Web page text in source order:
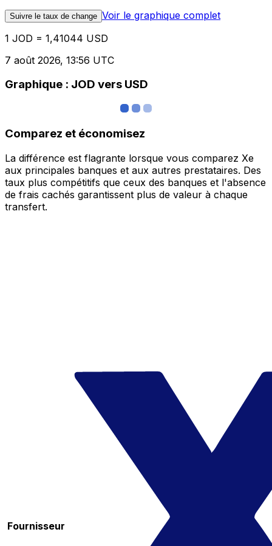
Suivre le taux de change Voir le graphique complet
1 JOD = 1,41044 USD
7 août 2026, 13:56 UTC
Graphique : JOD vers USD
Comparez et économisez
La différence est flagrante lorsque vous comparez Xe
aux principales banques et aux autres prestataires. Des
taux plus compétitifs que ceux des banques et l'absence
de frais cachés garantissent plus de valeur à chaque
transfert.
Fournisseur